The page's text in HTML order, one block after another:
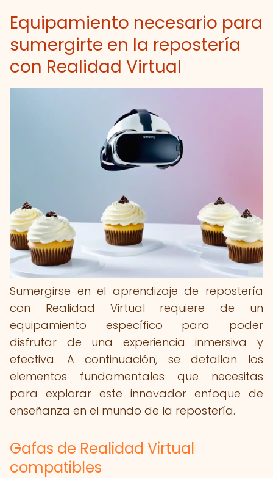
Equipamiento necesario para
sumergirte en la repostería
con Realidad Virtual
Sumergirse en el aprendizaje de repostería
con Realidad Virtual requiere de un
equipamiento específico para poder
disfrutar de una experiencia inmersiva y
efectiva. A continuación, se detallan los
elementos fundamentales que necesitas
para explorar este innovador enfoque de
enseñanza en el mundo de la repostería.
Gafas de Realidad Virtual
compatibles